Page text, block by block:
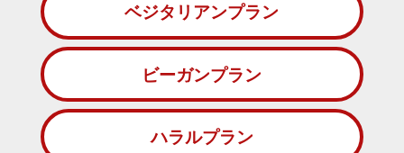
ベジタリアンプラン
ビーガンプラン
ハラルプラン